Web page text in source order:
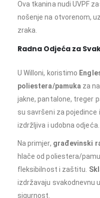
Ova tkanina nudi UVPF
nošenje na otvorenom,
zraka.
Radna Odjeća za
U Willoni, koristimo
poliestera/pamuka za
jakne, pantalone, treger
su savršeni za pojedince
izdržljiva i udobna odjeća.
Na primjer, građevinski
hlače od poliestera/
fleksibilnost i zaštitu.
izdržavaju svakodnevnu
sigurnost.